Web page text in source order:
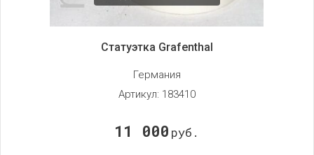
Статуэтка Grafenthal
Германия
Артикул: 183410
11 000 руб.